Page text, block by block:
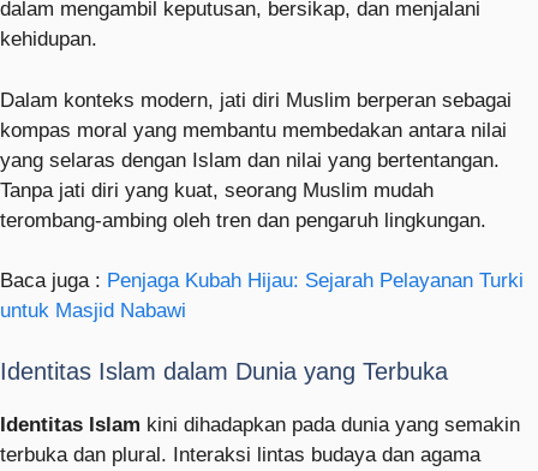
dalam mengambil keputusan, bersikap, dan menjalani
kehidupan.
Dalam konteks modern, jati diri Muslim berperan sebagai
kompas moral yang membantu membedakan antara nilai
yang selaras dengan Islam dan nilai yang bertentangan.
Tanpa jati diri yang kuat, seorang Muslim mudah
terombang-ambing oleh tren dan pengaruh lingkungan.
Baca juga : Penjaga Kubah Hijau: Sejarah Pelayanan Turki
untuk Masjid Nabawi
Identitas Islam dalam Dunia yang Terbuka
Identitas Islam kini dihadapkan pada dunia yang semakin
terbuka dan plural. Interaksi lintas budaya dan agama